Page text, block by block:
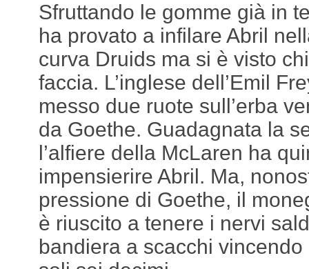
Sfruttando le gomme già in
ha provato a infilare Abril
curva Druids ma si è visto
faccia. L’inglese dell’Emil
messo due ruote sull’erba
da Goethe. Guadagnata la
l’alfiere della McLaren ha
impensierire Abril. Ma,
pressione di Goethe, il
è riuscito a tenere i nervi
bandiera a scacchi